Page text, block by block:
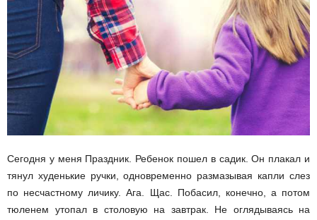
Сегодня у меня Праздник. Ребенок пошел в садик. Он плакал и
тянул худенькие ручки, одновременно размазывая капли слез
по несчастному личику. Ага. Щас. Побасил, конечно, а потом
тюленем утопал в столовую на завтрак. Не оглядываясь на